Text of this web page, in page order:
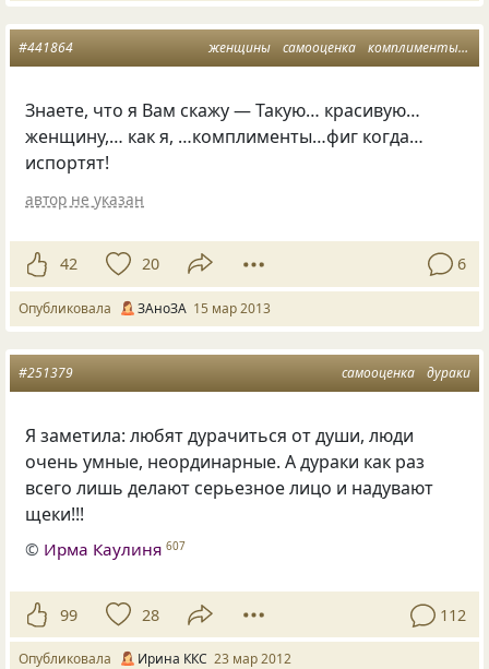
женщины самооценка комплименты
#441864
Знаете, что я Вам скажу — Такую… красивую…
женщину,… как я, …комплименты…фиг когда…
испортят!
автор не указан
42 20 6
Опубликовала ЗАноЗА 15 мар 2013
самооценка дураки
#251379
Я заметила: любят дурачиться от души, люди
очень умные, неординарные. А дураки как раз
всего лишь делают серьезное лицо и надувают
щеки!!!
© Ирма Каулиня 607
99 28 112
Опубликовала Ирина ККС 23 мар 2012